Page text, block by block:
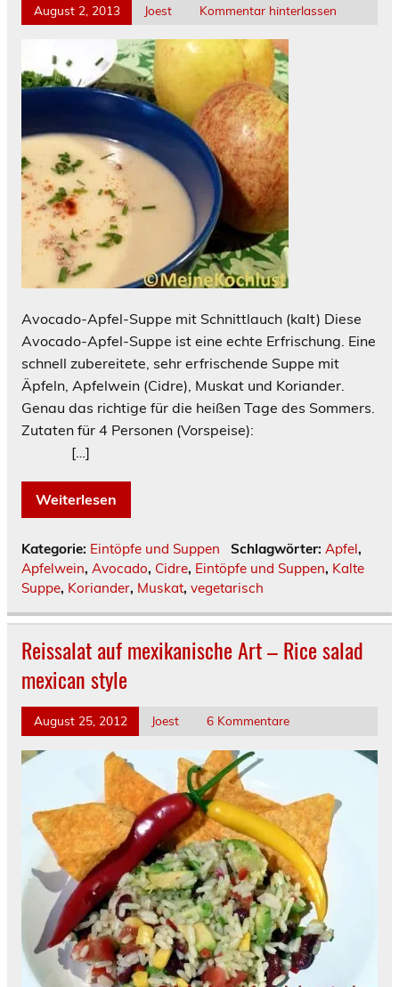
August 2, 2013 Joest Kommentar hinterlassen
Avocado-Apfel-Suppe mit Schnittlauch (kalt) Diese
Avocado-Apfel-Suppe ist eine echte Erfrischung. Eine
schnell zubereitete, sehr erfrischende Suppe mit
Äpfeln, Apfelwein (Cidre), Muskat und Koriander.
Genau das richtige für die heißen Tage des Sommers.
Zutaten für 4 Personen (Vorspeise):
[…]
Weiterlesen
Kategorie: Eintöpfe und Suppen Schlagwörter: Apfel,
Apfelwein, Avocado, Cidre, Eintöpfe und Suppen, Kalte
Suppe, Koriander, Muskat, vegetarisch
Reissalat auf mexikanische Art – Rice salad
mexican style
August 25, 2012 Joest 6 Kommentare